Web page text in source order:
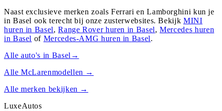
Naast exclusieve merken zoals Ferrari en Lamborghini kun je
in Basel ook terecht bij onze zusterwebsites. Bekijk MINI
huren in Basel,Range Roverhuren in Basel,Mercedes huren
in Basel of Mercedes-AMG huren in Basel.
Alle auto's in Basel →
AlleMcLarenmodellen →
Alle merken bekijken →
LuxeAutos